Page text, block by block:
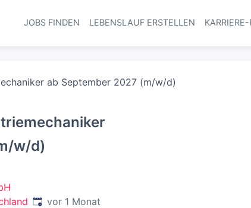
Haupt-
JOBS FINDEN LEBENSLAUF ERSTELLEN
ab September 2027 (m/w/d)
w/d)
Veröffentlicht:
vor 1 Monat